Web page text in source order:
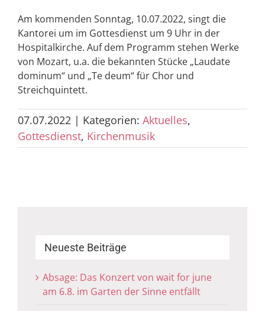
Am kommenden Sonntag, 10.07.2022, singt die
Kantorei um im Gottesdienst um 9 Uhr in der
Hospitalkirche. Auf dem Programm stehen Werke
von Mozart, u.a. die bekannten Stücke „Laudate
dominum“ und „Te deum“ für Chor und
Streichquintett.
07.07.2022 | Kategorien: Aktuelles,
Gottesdienst, Kirchenmusik
Neueste Beiträge
Absage: Das Konzert von wait for june
am 6.8. im Garten der Sinne entfällt